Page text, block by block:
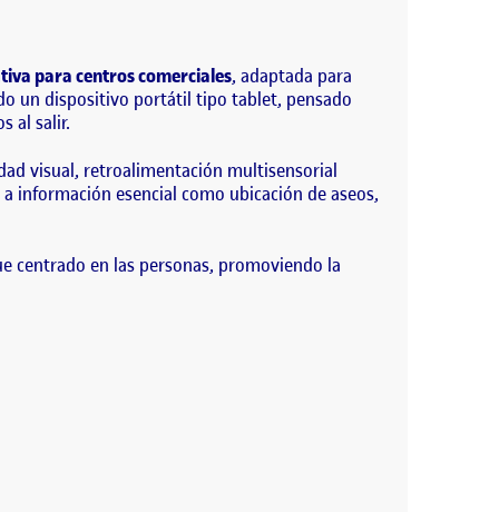
para centros comerciales, adaptada para
un dispositivo portátil tipo tablet, pensado
al salir.
visual, retroalimentación multisensorial
información esencial como ubicación de aseos,
centrado en las personas, promoviendo la